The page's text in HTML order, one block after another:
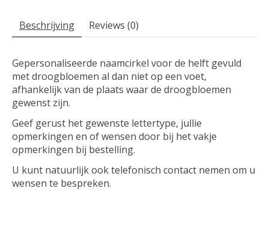
Beschrijving Reviews (0)
Gepersonaliseerde naamcirkel voor de helft gevuld
met droogbloemen al dan niet op een voet,
afhankelijk van de plaats waar de droogbloemen
gewenst zijn.
Geef gerust het gewenste lettertype, jullie
opmerkingen en of wensen door bij het vakje
opmerkingen bij bestelling.
U kunt natuurlijk ook telefonisch contact nemen om u
wensen te bespreken.